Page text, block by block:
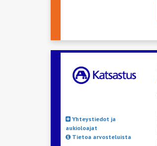
Yhteystiedot ja
aukioloajat
Tietoa arvosteluista